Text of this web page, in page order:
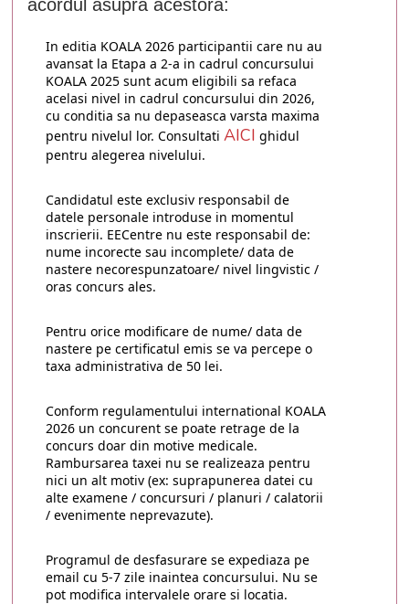
acordul asupra acestora:
In editia KOALA 2026 participantii care nu au
avansat la Etapa a 2-a in cadrul concursului
KOALA 2025 sunt acum eligibili sa refaca
acelasi nivel in cadrul concursului din 2026,
cu conditia sa nu depaseasca varsta maxima
pentru nivelul lor. Consultati AICI ghidul
pentru alegerea nivelului.
Candidatul este exclusiv responsabil de
datele personale introduse in momentul
inscrierii. EECentre nu este responsabil de:
nume incorecte sau incomplete/ data de
nastere necorespunzatoare/ nivel lingvistic /
oras concurs ales.
Pentru orice modificare de nume/ data de
nastere pe certificatul emis se va percepe o
taxa administrativa de 50 lei.
Conform regulamentului international KOALA
2026 un concurent se poate retrage de la
concurs doar din motive medicale.
Rambursarea taxei nu se realizeaza pentru
nici un alt motiv (ex: suprapunerea datei cu
alte examene / concursuri / planuri / calatorii
/ evenimente neprevazute).
Programul de desfasurare se expediaza pe
email cu 5-7 zile inaintea concursului. Nu se
pot modifica intervalele orare si locatia.